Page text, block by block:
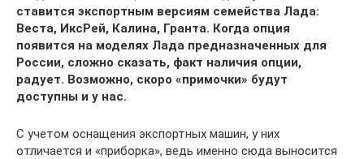
ставится экспортным версиям семейства Лада:
Веста, ИксРей, Калина, Гранта. Когда опция
появится на моделях Лада предназначенных для
России, сложно сказать, факт наличия опции,
радует. Возможно, скоро «примочки» будут
доступны и у нас.
С учетом оснащения экспортных машин, у них
отличается и «приборка», ведь именно сюда выносится